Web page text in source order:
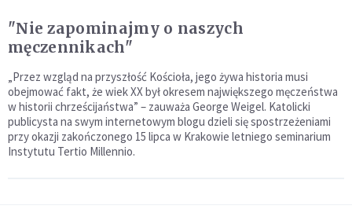
"Nie zapominajmy o naszych
męczennikach"
„Przez wzgląd na przyszłość Kościoła, jego żywa historia musi
obejmować fakt, że wiek XX był okresem największego męczeństwa
w historii chrześcijaństwa” – zauważa George Weigel. Katolicki
publicysta na swym internetowym blogu dzieli się spostrzeżeniami
przy okazji zakończonego 15 lipca w Krakowie letniego seminarium
Instytutu Tertio Millennio.